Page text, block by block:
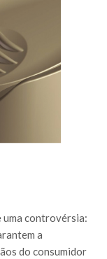
uma controvérsia:
a
do consumidor